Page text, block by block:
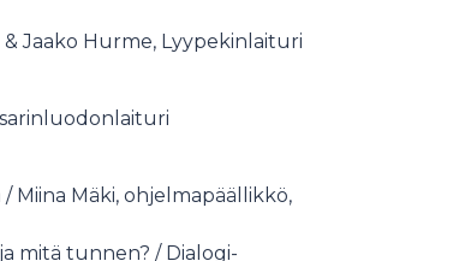
& Jaako Hurme, Lyypekinlaituri
Miina Mäki, ohjelmapäällikkö,
mitä tunnen? / Dialogi-